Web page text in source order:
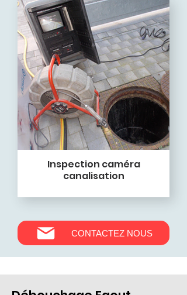
Inspection caméra
canalisation
CONTACTEZ NOUS